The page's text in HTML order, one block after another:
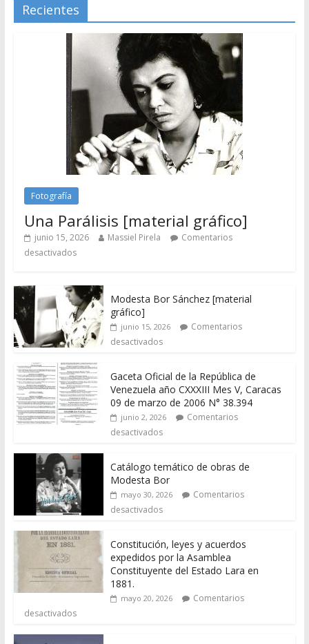
Recientes
Fotografía
Una Parálisis [material gráfico]
junio 15, 2026 Massiel Pirela
Comentarios
desactivados
Modesta Bor Sánchez [material
gráfico]
junio 15, 2026
Comentarios
desactivados
Gaceta Oficial de la República de
Venezuela año CXXXIII Mes V, Caracas
09 de marzo de 2006 N° 38.394
junio 2, 2026
Comentarios
desactivados
Catálogo temático de obras de
Modesta Bor
mayo 30, 2026
Comentarios
desactivados
Constitución, leyes y acuerdos
expedidos por la Asamblea
Constituyente del Estado Lara en
1881.
mayo 20, 2026
Comentarios
desactivados